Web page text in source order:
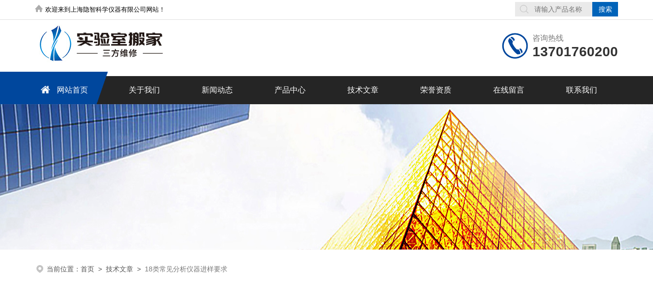
欢迎来到上海隐智科学仪器有限公司网站！
咨询热线
13701760200
网站首页 关于我们 新闻动态 产品中心 技术文章 荣誉资质 在线留言 联系我们
当前位置： 首页 > 技术文章 > 18类常见分析仪器进样要求